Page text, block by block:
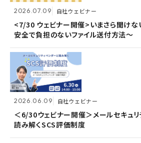
2026.07.09 自社ウェビナー
<7/30 ウェビナー開催>いまさら聞け
安全で負担のないファイル送付方法～
2026.06.09 自社ウェビナー
＜6/30ウェビナー開催＞メールセキュリ
読み解くSCS評価制度
2026.07.09 自社ウェビナー
<7/30 ウェビナー開催>いまさら聞け
安全で負担のないファイル送付方法～
2026.06.09 自社ウェビナー
＜6/30ウェビナー開催＞メールセキュリ
読み解くSCS評価制度
2026.06.09 自社ウェビナー
＜6/30ウェビナー開催＞メールセキュリ
2026.04.28 共催ウェビナー
＜5/21ウェビナー開催＞ゼロトラスト思